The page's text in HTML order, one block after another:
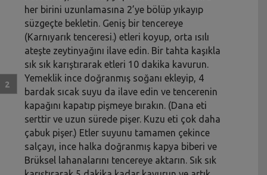
her birini uzunlamasına 2’ye bölüp yıkayıp
süzgeçte bekletin. Geniş bir tencereye
(Karnıyarık tenceresi.) etleri koyup, orta ısılı
ateşte zeytinyağını ilave edin. Bir tahta kaşıkla
sık sık karıştırarak etleri 10 dakika kavurun.
Yemeklik ince doğranmış soğanı ekleyip, 4
bardak sıcak suyu da ilave edin ve tencerenin
kapağını kapatıp pişmeye bırakın. (Dana eti
serttir ve uzun sürede pişer. Kuzu eti çok daha
çabuk pişer.) Etler suyunu tamamen çekince
salçayı, ince halka doğranmış kapya biberi ve
Brüksel lahanalarını tencereye aktarın. Sık sık